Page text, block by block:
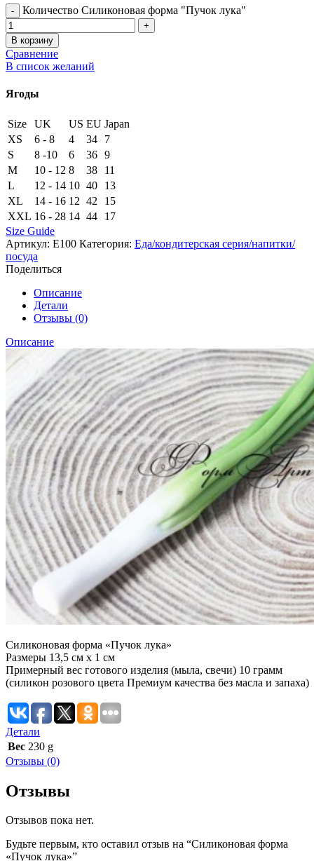
Количество Силиконовая форма "Пучок лука"
В корзину
Сравнение
В список желаний
Ягоды
Size UK US EU Japan
XS
6 - 8 4 34
7
S
8 -10 6 36 9
M
10 - 12 8 38
11
L
12 - 14 10 40
13
XL
14 - 16 12 42
15
XXL 16 - 28 14 44
17
Size Guide
Артикул: Е100 Категория: Еда/кондитерская серия/напитки/
посуда
Поделиться
Описание
Детали
Отзывы (0)
Описание
Силиконовая форма «Пучок лука»
Размеры 13,5 см х 1 см
Примерный вес готового изделия (мыла, свечи) 10 грамм
(силикон розового цвета Премиум качества без масла и запаха)
Детали
Вес 230 g
Отзывы (0)
Отзывы
Отзывов пока нет.
Будьте первым, кто оставил отзыв на “Силиконовая форма
«Пучок лука»”